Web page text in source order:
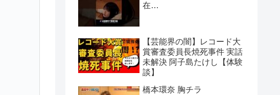
在…
【芸能界の闇】レコード大
賞審査委員長焼死事件 実話
未解決 阿子島たけし【体験
談】
橋本環奈 胸チラ